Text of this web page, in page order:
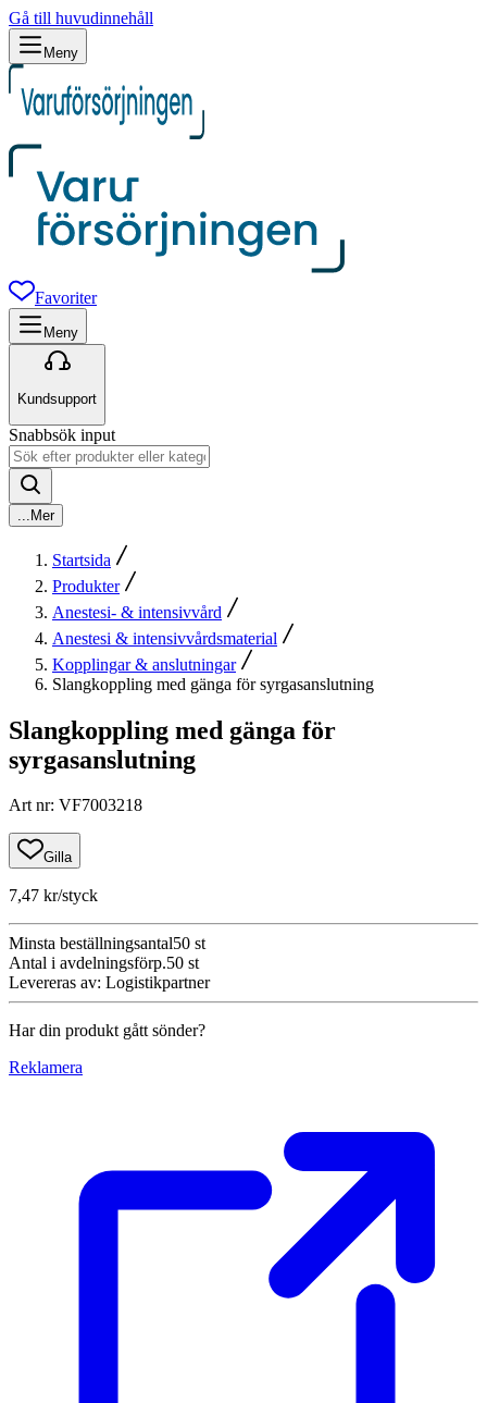
Gå till huvudinnehåll
Meny
Favoriter
Meny
Kundsupport
Snabbsök input
Mer
Startsida
Produkter
Anestesi- & intensivvård
Anestesi & intensivvårdsmaterial
Kopplingar & anslutningar
Slangkoppling med gänga för syrgasanslutning
Slangkoppling med gänga för
syrgasanslutning
Art nr: VF7003218
Gilla
7,47 kr/styck
Minsta beställningsantal50 st
Antal i avdelningsförp.50 st
Levereras av: Logistikpartner
Har din produkt gått sönder?
Reklamera